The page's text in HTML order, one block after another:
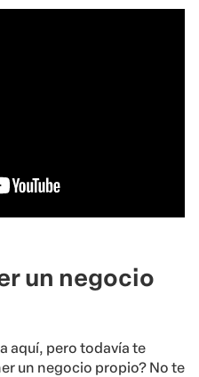
un negocio
aquí, pero todavía te
un negocio propio? No te